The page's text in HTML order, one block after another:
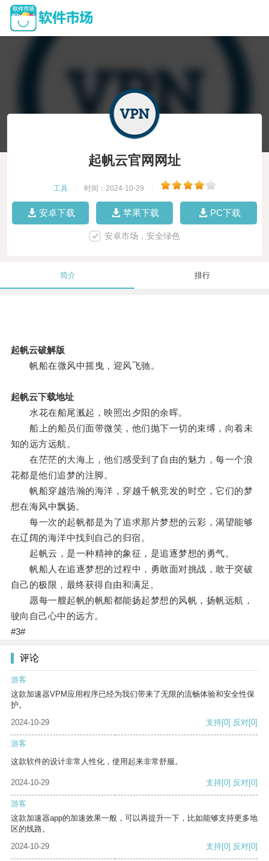
起帆云官网网址
工具 时间：2024-10-29
安卓下载 苹果下载 PC下载
安卓市场，安全绿色
简介 排行
起帆云破解版
帆船在微风中摇曳，迎风飞驰。
起帆云下载地址
水花在船尾溅起，映照出夕阳的余晖。
船上的船员们面带微笑，他们抛下一切的束缚，向着未
知的远方远航。
在茫茫的大海上，他们感受到了自由的魅力，每一个浪
花都是他们追梦的注脚。
帆船穿越浩瀚的海洋，穿越千帆竞发的时空，它们的梦
想在海风中飘扬。
每一次的起帆都是为了追求那片梦想的云彩，渴望能够
在辽阔的海洋中找到自己的归宿。
起帆云，是一种精神的象征，是追逐梦想的勇气。
帆船人在追逐梦想的过程中，勇敢面对挑战，敢于突破
自己的极限，最终获得自由和满足。
愿每一艘起帆的帆船都能扬起梦想的风帆，扬帆远航，
驶向自己心中的远方。
#3#
评论
游客
这款加速器VPM应用程序已经为我们带来了无限的流畅体验和安全性保
护。
2024-10-29
支持[0] 反对[0]
游客
这款软件的设计非常人性化，使用起来非常舒服。
2024-10-29 支持[0] 反对[0]
游客
这款加速器app的加速效果一般，可以再提升一下，比如能够支持更多地
区的线路。
2024-10-29
支持[0] 反对[0]